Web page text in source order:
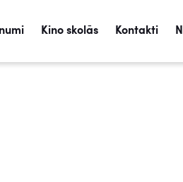
Kino skolās Kontakti